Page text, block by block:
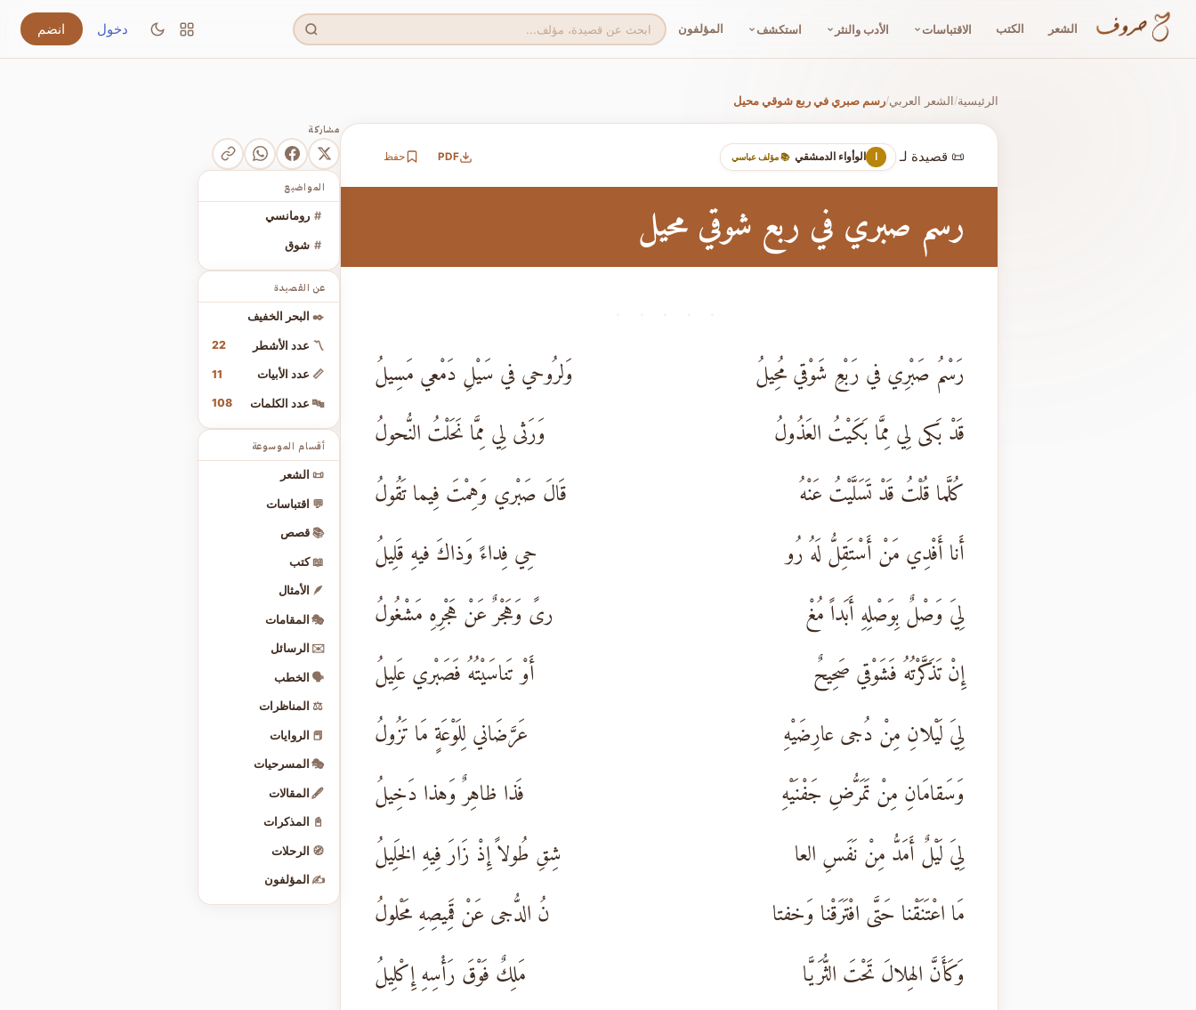
الشعر الكتب الاقتباسات الأدب والنثر استكشف المؤلفون دخول انضم
الرئيسية/الشعر العربي/رسم صبري في ربع شوقي محيل
📜 قصيدة لـ ا الوأواء الدمشقي 📚 مؤلف عباسي PDF حفظ
رسم صبري في ربع شوقي محيل
· · · · ·
رَسْمُ صَبْرِي في رَبْعِ شَوْقي مُحِيلُ
وَلرُوحي في سَيْلِ دَمْعي مَسِيلُ
قَدْ بَكى لِي مِمَّا بَكَيْتُ العَذُولُ
وَرَثى لِي مِمَّا نَحَلْتُ النُّحولُ
كُلَّما قُلْتُ قَدْ تَسَلَّيْتُ عَنْهُ
قَالَ صَبْري وَهِمْتَ فِيما تَقُولُ
أَنا أَفْدِي مَنْ أَسْتَقِلُّ لَهُ رُو
حِي فِداءً وَذاكَ فيهِ قَلِيلُ
لِيَ وَصْلٌ بِوَصْلِهِ أَبَداً مُغْ
رىً وَهَجْرٌ عَنْ هَجْرِهِ مَشْغُولُ
إِنْ تَذَكَّرْتُهُ فَشَوْقي صَحِيحٌ
أَوْ تَناسَيْتُهُ فَصَبْري عَلِيلُ
لِيَ لَيْلانِ مِنْ دُجى عارِضَيْهِ
عَرَّضَاني لِلَوْعَةٍ مَا تَزُولُ
وَسَقامَانِ مِنْ تَمَرُّضِ جَفْنَيْهِ
فَذا ظاهِرٌ وَهذا دَخِيلُ
لِيَ لَيْلٌ أَمَدُّ مِنْ نَفَسِ العا
شِقِ طُولاً إِذْ زَارَ فِيهِ الخَلِيلُ
مَا اعْتَنَقْنا حَتَّى افْتَرَقْنا وَخفتا
نُ الدُّجى عَنْ قَمِيصِهِ مَحْلولُ
وَكَأَنَّ الهِلالَ تَحْتَ الثُّرَيَّا
مَلِكٌ فَوْقَ رَأْسِهِ إِكْلِيلُ
مشاركة
المواضيع
# رومانسي
# شوق
عن القصيدة
✒️ البحر الخفيف
〽️ عدد الأشطر 22
📏 عدد الأبيات 11
🔤 عدد الكلمات 108
أقسام الموسوعة
📜 الشعر
💬 اقتباسات
📚 قصص
📖 كتب
🪶 الأمثال
🎭 المقامات
✉️ الرسائل
🗣️ الخطب
⚖️ المناظرات
📕 الروايات
🎭 المسرحيات
🖋️ المقالات
📓 المذكرات
🧭 الرحلات
✍️ المؤلفون